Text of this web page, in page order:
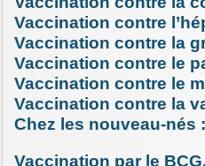
Vaccination contre
Vaccination contre la
Vaccination contre le
Vaccination contre le
Vaccination contre la
Chez les nouveau-nés :
Vaccination par le BCG.